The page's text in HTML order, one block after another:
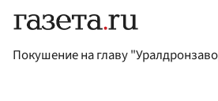
Покушение на главу